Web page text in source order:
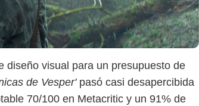
diseño visual para un presupuesto de
de Vesper' pasó casi desapercibida
70/100 en Metacritic y un 91% de